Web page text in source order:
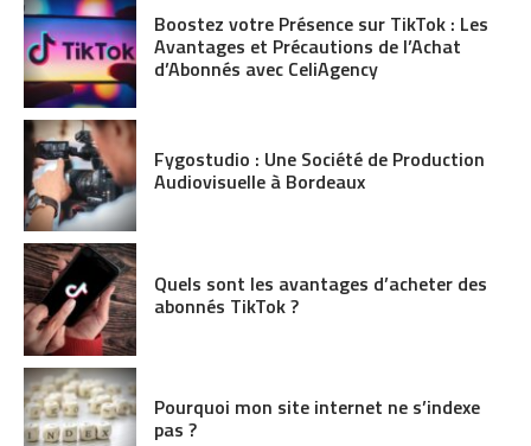
Boostez votre Présence sur TikTok : Les
Avantages et Précautions de l’Achat
d’Abonnés avec CeliAgency
Fygostudio : Une Société de Production
Audiovisuelle à Bordeaux
Quels sont les avantages d’acheter des
abonnés TikTok ?
Pourquoi mon site internet ne s’indexe
pas ?